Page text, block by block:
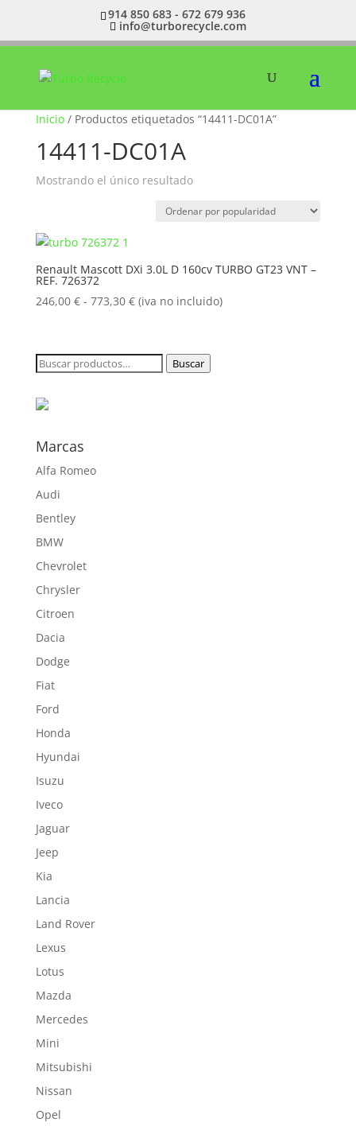
914 850 683 - 672 679 936
info@turborecycle.com
Inicio/ Productos etiquetados “14411-DC01A”
14411-DC01A
Mostrando el único resultado
Renault Mascott DXi 3.0L D 160cv TURBO GT23 VNT –
REF. 726372
246,00 € - 773,30 €Rango
desde
246,00 €
(iva no incluido)
Buscar
Buscar
Marcas
Alfa Romeo
Audi
Bentley
BMW
Chevrolet
Chrysler
Citroen
Dacia
Dodge
Fiat
Ford
Honda
Hyundai
Isuzu
Iveco
Jaguar
Jeep
Kia
Lancia
Land Rover
Lexus
Lotus
Mazda
Mercedes
Mini
Mitsubishi
Nissan
Opel